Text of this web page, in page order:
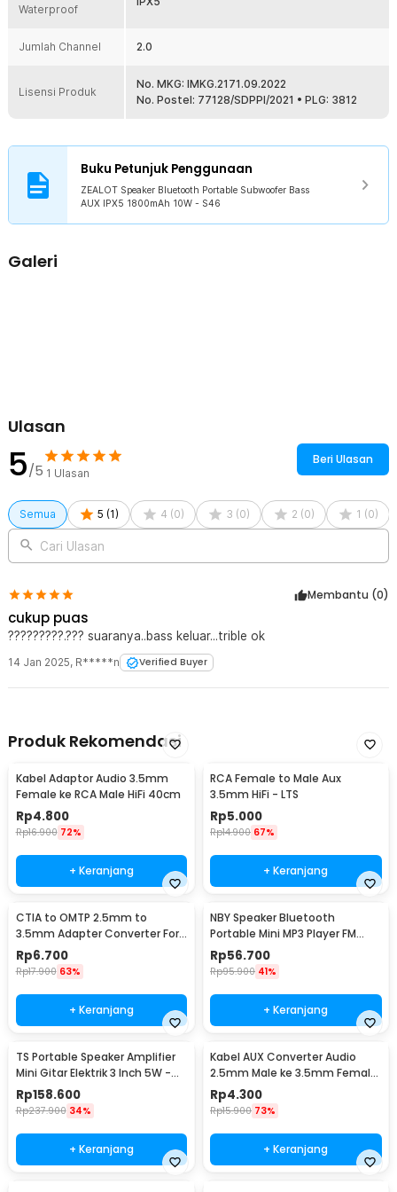
Waterproof
Jumlah Channel 2.0
Lisensi Produk
No. MKG: IMKG.2171.09.2022
No. Postel: 77128/SDPPI/2021 • PLG: 3812
Buku Petunjuk Penggunaan
ZEALOT Speaker Bluetooth Portable Subwoofer Bass
AUX IPX5 1800mAh 10W - S46
Galeri
Ulasan
5/5 1 Ulasan
Beri Ulasan
Semua 5 (1 ) 4 (0) 3 (0) 2 (0) 1 (0)
Cari Ulasan
Membantu (0)
cukup puas
?????????.??? suaranya..bass keluar...trible ok
14 Jan 2025, R*****n Verified Buyer
Produk Rekomendasi
Kabel Adaptor Audio 3.5mm
Female ke RCA Male HiFi 40cm
Rp4.800
Rp16.900 72%
+ Keranjang
RCA Female to Male Aux
3.5mm HiFi - LTS
Rp5.000
Rp14.900 67%
+ Keranjang
CTIA to OMTP 2.5mm to
3.5mm Adapter Converter For
Sony HTC Earphones
Rp6.700
Rp17.900 63%
+ Keranjang
NBY Speaker Bluetooth
Portable Mini MP3 Player FM
Radio 3W - TD-V26
Rp56.700
Rp95.900 41%
+ Keranjang
TS Portable Speaker Amplifier
Mini Gitar Elektrik 3 Inch 5W -
MA-5
Rp158.600
Rp237.900 34%
+ Keranjang
Kabel AUX Converter Audio
2.5mm Male ke 3.5mm Female
L Shape HiFi 20cm - L44
Rp4.300
Rp15.900 73%
+ Keranjang